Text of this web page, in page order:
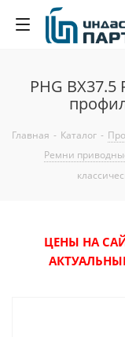
PHG BX37.5
Главная - Каталог -
Ремни
ЦЕНЫ НА